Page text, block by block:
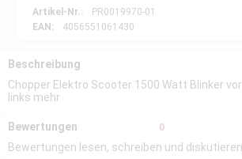
Artikel-Nr.:
PR0019970-01
EAN:
4056551061430
Beschreibung
Chopper Elektro Scooter 1500 Watt Blinker
links mehr
Bewertungen 0
Bewertungen lesen, schreiben und